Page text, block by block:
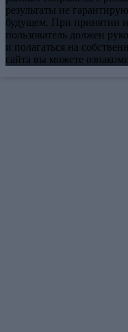
результаты не
будущем. При принятии
пользователь должен
и полагаться на
сайта вы можете